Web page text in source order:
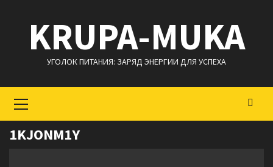
содержимому
KRUPA-MUKA
УГОЛОК ПИТАНИЯ: ЗАРЯД ЭНЕРГИИ ДЛЯ УСПЕХА
меню
1KJONM1Y